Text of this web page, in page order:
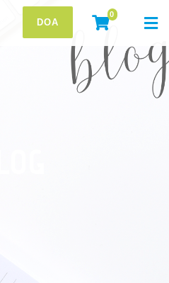
DOA
0